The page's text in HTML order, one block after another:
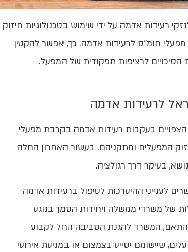
רעידות אדמה על ידי שימוש בטכנולוגיות חיזוק
חומ"ס לרעידות אדמה. כך, אפשר להקטין
לרציפות תפקודית של המפעל.
לרעידות אדמה
בעקבות רעידות אדמה בקרבת מפעלי
המפעלים ומתקניהם. בעשור האחרון החלה
בעיקר דרך רגולציה.
אישרה ועדת שרים לענייני ההיערכות לטיפול ברעידות אדמה
של משרדי ממשלה ויחידות הסמך בנוגע
המשרד להגנת הסביבה החל לקבוע
שיישומם יסייע בצמצום או במניעת אירועי